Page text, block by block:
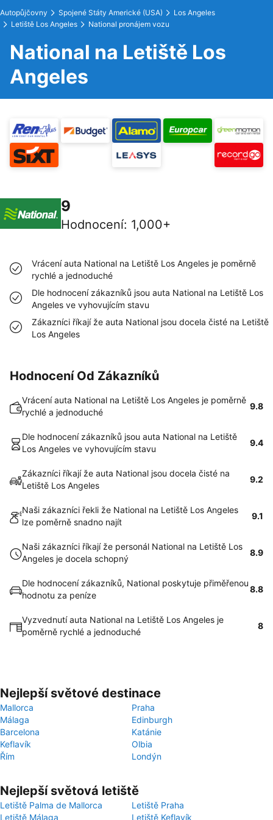
Autopůjčovny Spojené Státy Americké (USA)
Los Angeles
Letiště Los Angeles
National pronájem vozu
National na Letiště Los
Angeles
9
Hodnocení: 1,000+
Vrácení auta National na Letiště Los Angeles je poměrně
rychlé a jednoduché
Dle hodnocení zákazníků jsou auta National na Letiště Los
Angeles ve vyhovujícím stavu
Zákazníci říkají že auta National jsou docela čisté na Letiště
Los Angeles
Hodnocení Od Zákazníků
Vrácení auta National na Letiště Los Angeles je poměrně
rychlé a jednoduché
9.8
Dle hodnocení zákazníků jsou auta National na Letiště
Los Angeles ve vyhovujícím stavu
9.4
Zákazníci říkají že auta National jsou docela čisté na
Letiště Los Angeles
9.2
Naši zákazníci řekli že National na Letiště Los Angeles
lze poměrně snadno najít
9.1
Naši zákazníci říkají že personál National na Letiště Los
Angeles je docela schopný
8.9
Dle hodnocení zákazníků, National poskytuje přiměřenou
hodnotu za peníze
8.8
Vyzvednutí auta National na Letiště Los Angeles je
poměrně rychlé a jednoduché
8
Nejlepší světové destinace
Mallorca
Praha
Málaga
Edinburgh
Barcelona
Katánie
Keflavík
Olbia
Řím
Londýn
Nejlepší světová letiště
Letiště Palma de Mallorca
Letiště Praha
Letiště Málaga
Letiště Keflavík